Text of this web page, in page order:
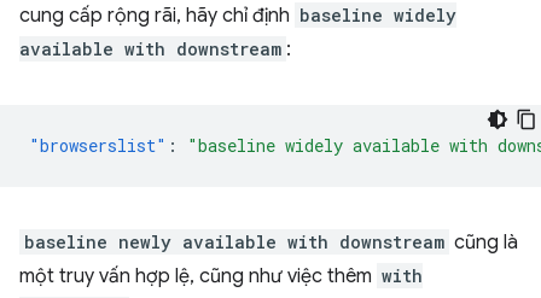
cung cấp rộng rãi, hãy chỉ định baseline widely
available with downstream :
"browserslist" : "baseline widely available with
baseline newly available with downstream cũng là
một truy vấn hợp lệ, cũng như việc thêm with